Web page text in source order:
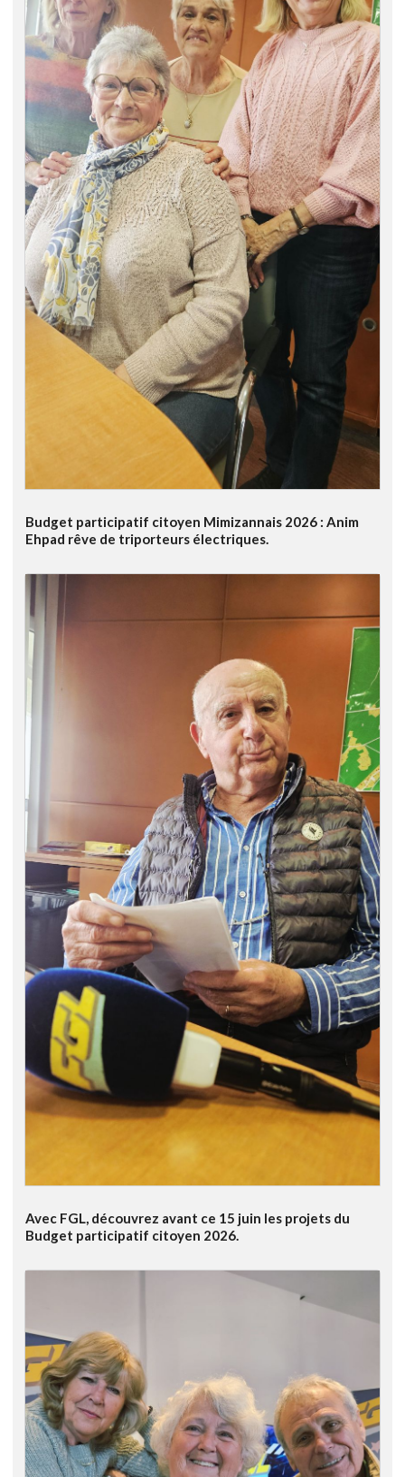
Budget participatif citoyen Mimizannais 2026 : Anim
Ehpad rêve de triporteurs électriques.
Avec FGL, découvrez avant ce 15 juin les projets du
Budget participatif citoyen 2026.